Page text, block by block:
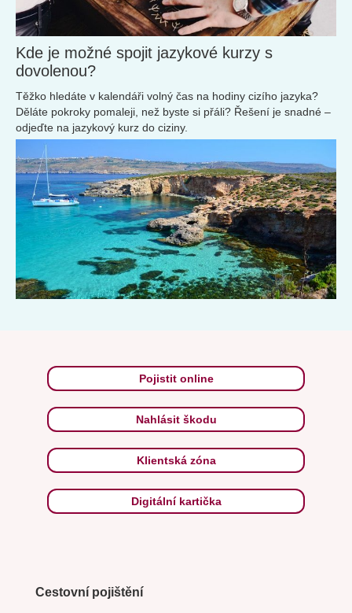
Kde je možné spojit jazykové kurzy s
dovolenou?
Těžko hledáte v kalendáři volný čas na hodiny cizího jazyka?
Děláte pokroky pomaleji, než byste si přáli? Řešení je snadné –
odjeďte na jazykový kurz do ciziny.
Pojistit online
Nahlásit škodu
Klientská zóna
Digitální kartička
Cestovní pojištění